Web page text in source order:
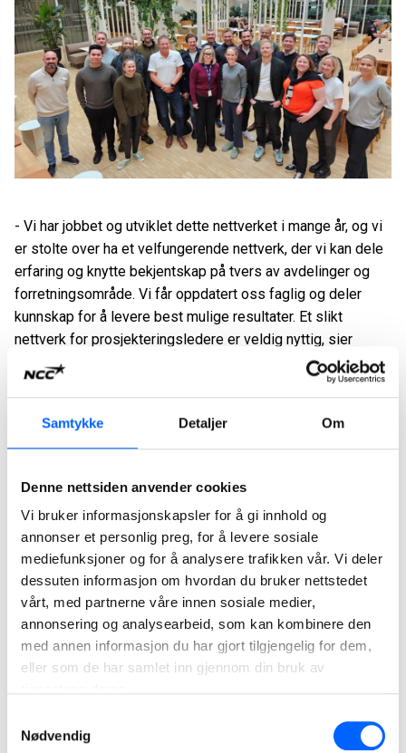
Samtykke Detaljer Om
Denne nettsiden anvender cookies
Vi bruker informasjonskapsler for å gi innhold og
annonser et personlig preg, for å levere sosiale
mediefunksjoner og for å analysere trafikken vår. Vi deler
dessuten informasjon om hvordan du bruker nettstedet
vårt, med partnerne våre innen sosiale medier,
annonsering og analysearbeid, som kan kombinere den
med annen informasjon du har gjort tilgjengelig for dem,
eller som de har samlet inn gjennom din bruk av
Nødvendig
- Vi har jobbet og utviklet dette nettverket i mange år, og vi
er stolte over ha et velfungerende nettverk, der vi kan dele
erfaring og knytte bekjentskap på tvers av avdelinger og
forretningsområde. Vi får oppdatert oss faglig og deler
kunnskap for å levere best mulige resultater. Et slikt
nettverk for prosjekteringsledere er veldig nyttig, sier
prosjekteringsleder i NCC Building Gjermund Johnsen.
Prosjekteringsledernettverket møtes to ganger i året, der
det er fokus på faglig innhold og erfaringsutveksling.
Nettverket ledes av engasjerte prosjekteringsledere på
Det var flere nye prosjekteringsledere i NCC som deltok på
samlingen, og de fant fort sin plass i gruppen.
- Det var veldig gøy å bli kjent med nye kollegaer, og få de
inkludert i vårt nettverk. Det er viktig at de nye kjenner seg
trygg på at det er lov å spørre om råd og andres erfaring på
tvers av prosjekter, fortsetter Johnsen.
I nettverket er det prosjekteringsledere fra både NCC